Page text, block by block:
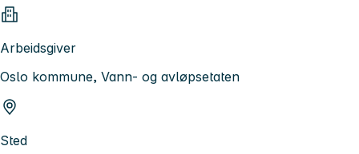
Arbeidsgiver
Oslo kommune, Vann- og avløpsetaten
Sted